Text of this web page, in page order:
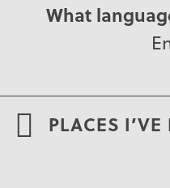
What
PLACES I’VE